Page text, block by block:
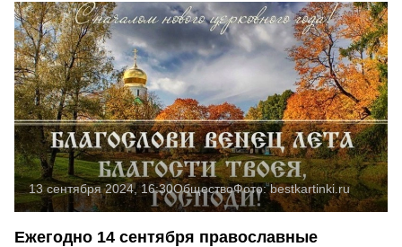
13 сентября 2024, 16:30ОбществоФото:bestkartinki.ru
Ежегодно 14 сентября православные